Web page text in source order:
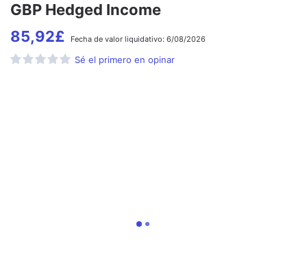
GBP Hedged Income
85,92£ Fecha de valor liquidativo: 6/08/2026
Sé el primero en opinar